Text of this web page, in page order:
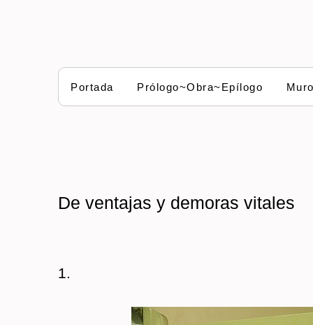
Portada Prólogo~Obra~Epílogo
De ventajas y demoras vitales
1.